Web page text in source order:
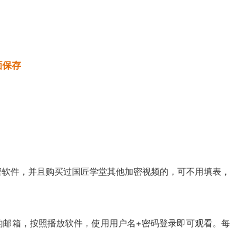
保存
软件，并且购买过国匠学堂其他加密视频的，可不用填表
箱，按照播放软件，使用用户名+密码登录即可观看。